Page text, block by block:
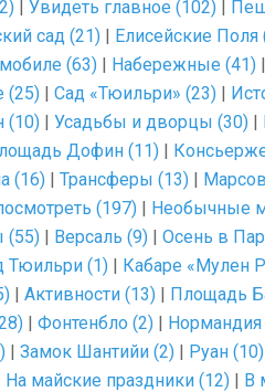
| Увидеть главное (102) |
сад (21) | Елисейские Поля
(63) | Набережные (41) |
(25) | Сад «Тюильри» (23) |
(10) | Усадьбы и дворцы (30) |
Дофин (11) |
(16) | Трансферы (13) |
(197) | Необычные
(55) | Версаль (9) | Осень в
Тюильри (1) | Кабаре «Мулен
| Активности (13) | Площадь
| Фонтенбло (2) | Нормандия
| Замок Шантийи (2) | Руан (10)
На майские праздники (12) | В